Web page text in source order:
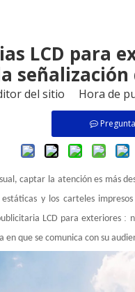
LCD para
del sitio Hora de
captar la atención es más
y los carteles
LCD para exteriores :
que se comunica con su